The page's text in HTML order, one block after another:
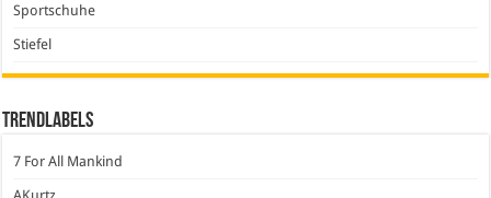
Sportschuhe
Stiefel
Trendlabels
7 For All Mankind